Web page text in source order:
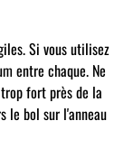
Si vous utilisez
entre chaque. Ne
fort près de la
le bol sur l'anneau